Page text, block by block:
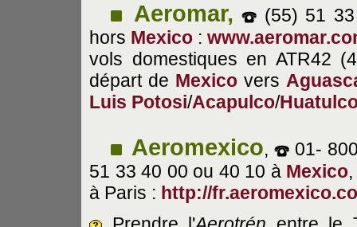
Aeromar,
(55) 51
hors Mexico :
vols domestiques en ATR42
départ de Mexico vers
Luis Potosi/Acapulco/
Aeromexico,
01-
51 33 40 00 ou 40 10 à Mexico
à Paris : http://